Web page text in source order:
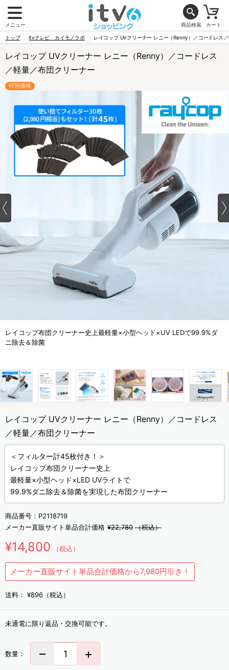
メニュー 商品検索 カート
トップ itvテレビ カイモノラボ レイコップ UVクリーナー レニー（Renny）／コードレス
レイコップ UVクリーナー レニー（Renny）／コードレス
／軽量／布団クリーナー
特別価格
レイコップ布団クリーナー史上最軽量×小型ヘッド×UV LEDで99.9%ダ
ニ除去＆除菌
レイコップ UVクリーナー レニー（Renny）／コードレス
／軽量／布団クリーナー
＜フィルター計45枚付き！＞
レイコップ布団クリーナー史上
最軽量×小型ヘッド×LED UVライトで
99.9%ダニ除去＆除菌を実現した布団クリーナー
商品番号： P2118719
メーカー直販サイト単品合計価格 ¥22,780 （税込）
¥14,800 （税込）
メーカー直販サイト単品合計価格から7,980円引き！
送料： ¥896（税込）
未通電に限り返品・交換可能です。
数量：